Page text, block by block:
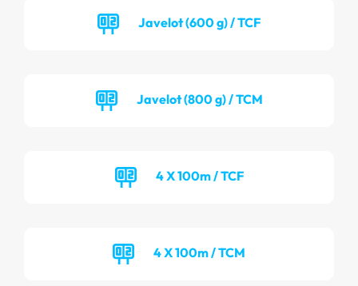
Javelot (600 g) / TCF
Javelot (800 g) / TCM
4 X 100m / TCF
4 X 100m / TCM